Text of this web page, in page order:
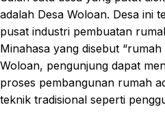
adalah Desa Woloan. Desa ini
pusat industri pembuatan
Minahasa yang disebut “rumah
Woloan, pengunjung dapat
proses pembangunan rumah
teknik tradisional seperti